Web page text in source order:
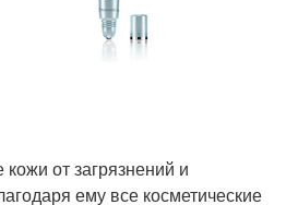
от загрязнений и
ему все косметические